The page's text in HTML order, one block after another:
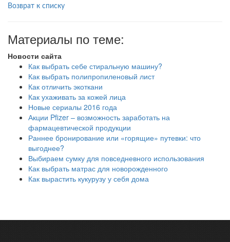
Возврат к списку
Материалы по теме:
Новости сайта
Как выбрать себе стиральную машину?
Как выбрать полипропиленовый лист
Как отличить экоткани
Как ухаживать за кожей лица
Новые сериалы 2016 года
Акции Pfizer – возможность заработать на
фармацевтической продукции
Раннее бронирование или «горящие» путевки: что
выгоднее?
Выбираем сумку для повседневного использования
Как выбрать матрас для новорожденного
Как вырастить кукурузу у себя дома